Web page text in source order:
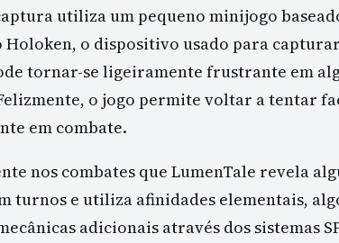
utiliza um pequeno minijogo
Holoken, o dispositivo usado para
tornar-se ligeiramente frustrante em
o jogo permite voltar a tentar
em combate.
nos combates que LumenTale revela
turnos e utiliza afinidades elementais,
adicionais através dos sistemas